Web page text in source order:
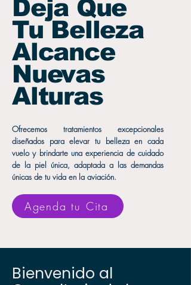
Deja Que
Tu Belleza
Alcance
Nuevas
Alturas
Ofrecemos tratamientos excepcionales
diseñados para elevar tu belleza en cada
vuelo y brindarte una experiencia de cuidado
de la piel única, adaptada a las demandas
únicas de tu vida en la aviación.
Agenda tu Cita
Bienvenido al